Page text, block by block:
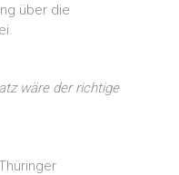
über die
wäre der richtige